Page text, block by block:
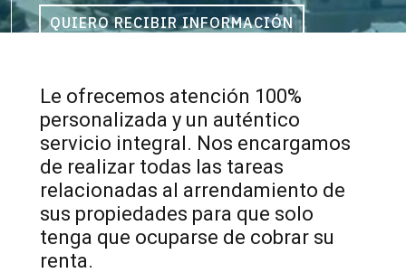
QUIERO RECIBIR INFORMACIÓN
Le ofrecemos atención 100%
personalizada y un auténtico
servicio integral. Nos encargamos
de realizar todas las tareas
relacionadas al arrendamiento de
sus propiedades para que solo
tenga que ocuparse de cobrar su
renta.